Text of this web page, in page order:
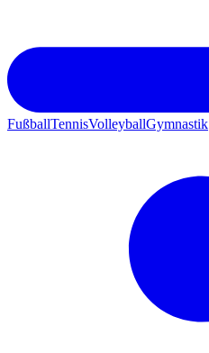
FußballTennisVolleyballGymnastik